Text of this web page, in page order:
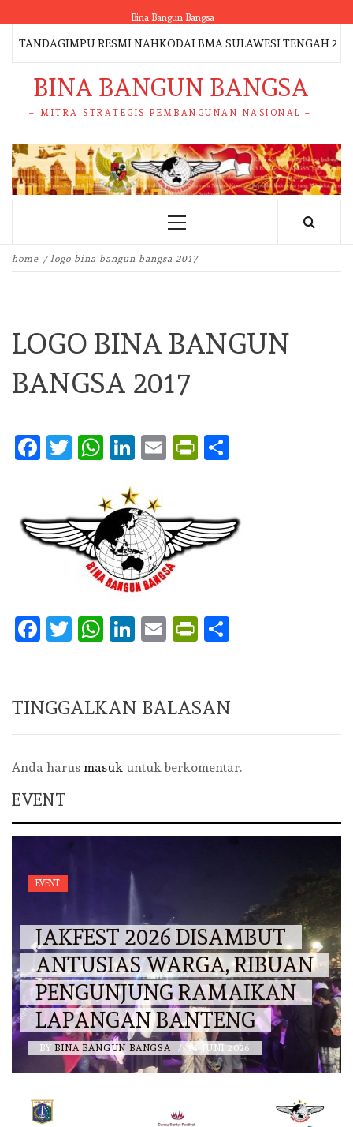
to
content
Bina Bangun Bangsa
RESMI NAHKODAI BMA SULAWESI TENGAH
BINA BANGUN BANGSA
– MITRA STRATEGIS PEMBANGUNAN NASIONAL –
Primary
home logo bina bangun bangsa 2017
LOGO BINA BANGUN
BANGSA 2017
Facebook
Twitter
WhatsApp
LinkedIn
EmailPrintFriendly
Facebook
Twitter
WhatsApp
LinkedIn
EmailPrintFriendly
TINGGALKAN BALASAN
Anda harus masuk untuk berkomentar.
EVENT
EVENT
JAKFEST 2026 DISAMBUT
ANTUSIAS WARGA, RIBUAN
PENGUNJUNG RAMAIKAN
LAPANGAN BANTENG
BY BINA BANGUN BANGSA / 14 JUNI 2026